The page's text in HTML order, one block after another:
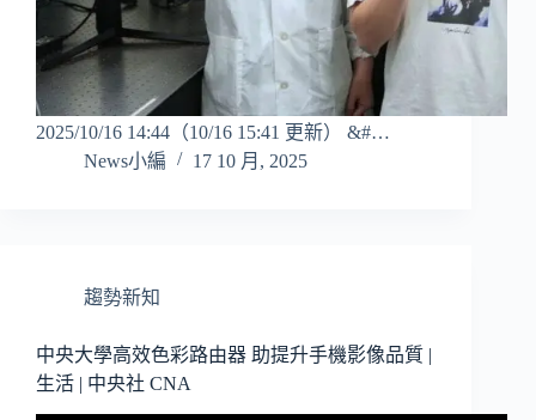
2025/10/16 14:44（10/16 15:41 更新） &#…
News小編
17 10 月, 2025
趨勢新知
中央大學高效色彩路由器 助提升手機影像品質 |
生活 | 中央社 CNA